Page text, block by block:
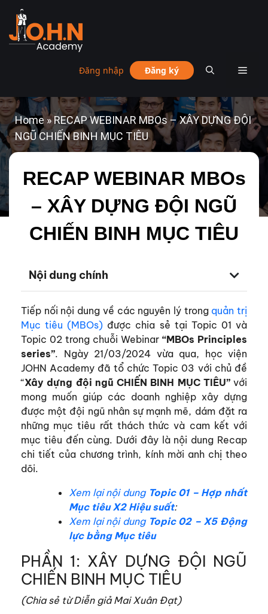
Đăng nhập Đăng ký
Home »RECAP WEBINAR MBOs – XÂY DỰNG ĐỘI
NGŨ CHIẾN BINH MỤC TIÊU
RECAP WEBINAR MBOs
– XÂY DỰNG ĐỘI NGŨ
CHIẾN BINH MỤC TIÊU
Nội dung chính
Tiếp nối nội dung về các nguyên lý trong quản trị
Mục tiêu (MBOs) được chia sẻ tại Topic 01 và
Topic 02 trong chuỗi Webinar “MBOs Principles
series”. Ngày 21/03/2024 vừa qua, học viện
JOHN Academy đã tổ chức Topic 03 với chủ đề
“Xây dựng đội ngũ CHIẾN BINH MỤC TIÊU” với
mong muốn giúp các doanh nghiệp xây dựng
được một đội ngũ nhân sự mạnh mẽ, dám đặt ra
những mục tiêu rất thách thức và cam kết với
mục tiêu đến cùng. Dưới đây là nội dung Recap
chi tiết của chương trình, kính mời anh chị theo
dõi.
Xem lại nội dung Topic 01 – Hợp nhất
Mục tiêu X2 Hiệu suất:
Xem lại nội dung Topic 02 – X5 Động
lực bằng Mục tiêu
PHẦN 1: XÂY DỰNG ĐỘI NGŨ
CHIẾN BINH MỤC TIÊU
(Chia sẻ từ Diễn giả Mai Xuân Đạt)